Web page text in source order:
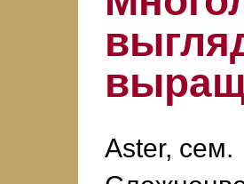
Aster, сем.